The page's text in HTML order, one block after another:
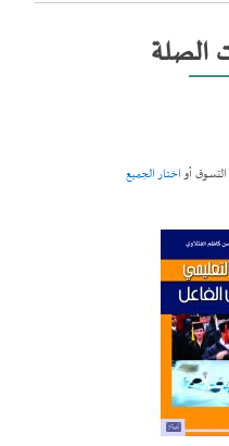
الصلة
أواختار الجميع